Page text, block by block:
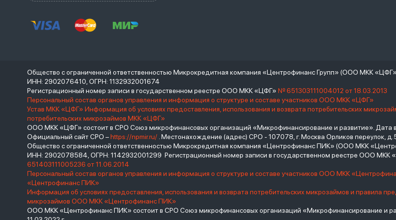
Общество с ограниченной ответственностью Микрокредитная компания «Центрофинанс Групп» (ООО МКК
ИНН: 2902076410, ОГРН: 1132932001674
Регистрационный номер записи в государственном реестре ООО МКК «ЦФГ» № 651303111004012 от 18.03.2013
Персональный состав органов управления и информация о структуре и составе участников ООО МКК «ЦФГ»
Устав МКК «ЦФГ» Информация об условиях предоставления, использования и возврата потребительских
потребительских микрозаймов МКК «ЦФГ»
ООО МКК «ЦФГ» состоит в СРО Союз микрофинансовых организаций «Микрофинансирование и развитие». Дата
Официальный сайт СРО –https://npmir.ru/ . Местонахождение (адрес) СРО - 107078, г. Москва Орликов переулок,
Общество с ограниченной ответственностью Микрокредитная компания «Центрофинанс ПИК» (ООО МКК
ИНН: 2902078584, ОГРН: 1142932001299 Регистрационный номер записи в государственном реестре ООО МКК
651403111005236 от 11.06.2014
Персональный состав органов управления и информация о структуре и составе участников ООО МКК
«Центрофинанс ПИК»
Информация об условиях предоставления, использования и возврата потребительских микрозаймов и правила
микрозаймов ООО МКК «Центрофинанс ПИК»
ООО МКК «Центрофинанс ПИК» состоит в СРО Союз микрофинансовых организаций «Микрофинансирование и